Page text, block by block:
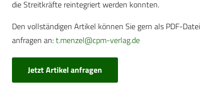
die Streitkräfte reintegriert werden konnten.
Den vollständigen Artikel können Sie gern als PDF-Datei
anfragen an:t.menzel@cpm-verlag.de
Jetzt Artikel anfragen